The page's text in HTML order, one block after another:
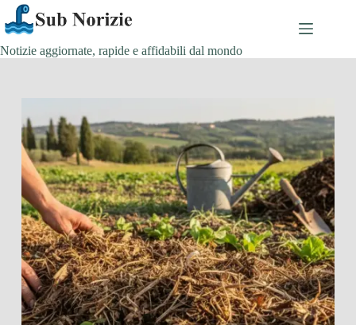
Salta
al
contenuto
Notizie aggiornate, rapide e affidabili dal mondo